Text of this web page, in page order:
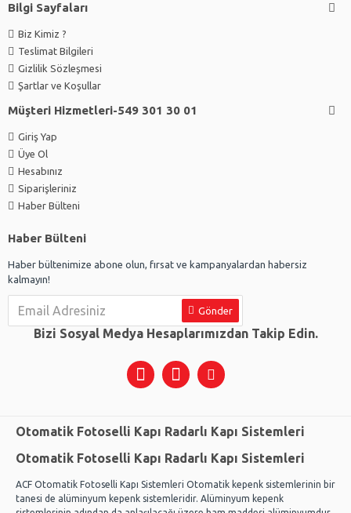
Bilgi Sayfaları
Biz Kimiz ?
Teslimat Bilgileri
Gizlilik Sözleşmesi
Şartlar ve Koşullar
Müşteri Hizmetleri-549 301 30 01
Giriş Yap
Üye Ol
Hesabınız
Siparişleriniz
Haber Bülteni
Haber Bülteni
Haber bültenimize abone olun, fırsat ve kampanyalardan habersiz
kalmayın!
Gönder
Bizi Sosyal Medya Hesaplarımızdan Takip Edin.
Otomatik Fotoselli Kapı Radarlı Kapı Sistemleri
Otomatik Fotoselli Kapı Radarlı Kapı Sistemleri
ACF Otomatik Fotoselli Kapı Sistemleri Otomatik kepenk sistemlerinin bir
tanesi de alüminyum kepenk sistemleridir. Alüminyum kepenk